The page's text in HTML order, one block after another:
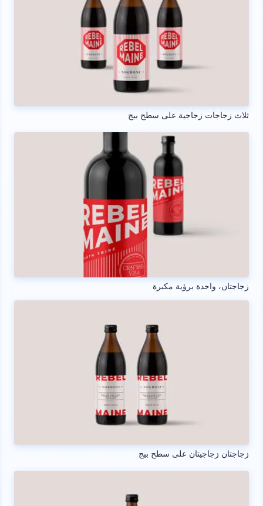
ثلاث زجاجات زجاجية على سطح بيج
زجاجتان، واحدة برؤية مكبرة
زجاجتان زجاجيتان على سطح بيج